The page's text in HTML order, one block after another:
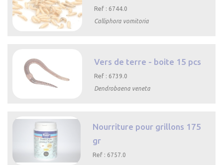
Ref : 6744.0
Calliphora vomitoria
Vers de terre - boite 15 pcs
Ref : 6739.0
Dendrobaena veneta
Nourriture pour grillons 175
gr
Ref : 6757.0